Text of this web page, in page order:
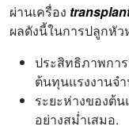
ผ่านเครื่อง
ผลดังนี้ในการปลูกหัว
ประสิทธิภาพกา
ต้นทุนแรงงานจ
ระยะห่างของต้
อย่างสม่ำเสมอ.